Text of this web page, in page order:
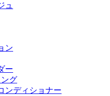
ュ
ン
ー
グ
ンディショナー